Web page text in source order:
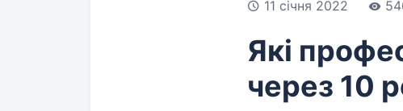
11 січня 2022
Які
через 10